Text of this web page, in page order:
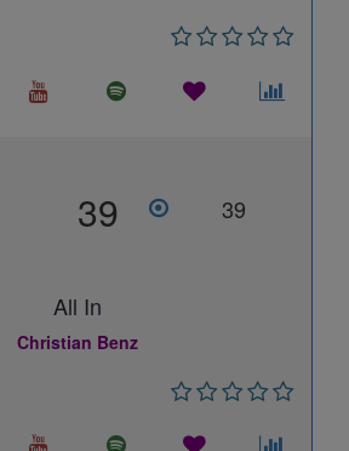
39 39
All In
Christian Benz